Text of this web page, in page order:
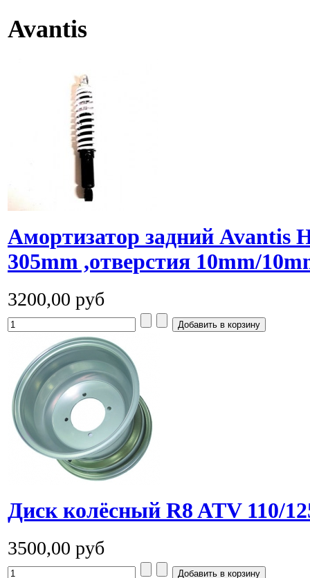
Avantis
Амортизатор задний Avantis
305mm ,отверстия 10mm/
3200,00 руб
Диск колёсный R8 ATV 110/
3500,00 руб